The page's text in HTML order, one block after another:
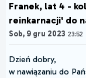
Franek, lat 4 -
reinkarnacji' do
Sob, 9 gru 2023 23:52
Dzień dobry,
w nawiązaniu do